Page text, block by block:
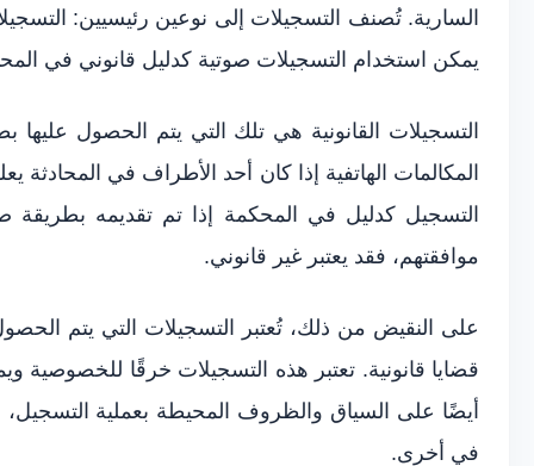
السارية. تُصنف التسجيلات إلى نوعين رئيسيين:
يمكن استخدام التسجيلات صوتية كدليل قانوني في
التسجيلات القانونية هي تلك التي يتم الحصول
المكالمات الهاتفية إذا كان أحد الأطراف في
التسجيل كدليل في المحكمة إذا تم تقديمه بطريقة
موافقتهم، فقد يعتبر غير قانوني.
على النقيض من ذلك، تُعتبر التسجيلات التي يتم
قضايا قانونية. تعتبر هذه التسجيلات خرقًا للخصوصية
أيضًا على السياق والظروف المحيطة بعملية التسجيل،
في أخرى.